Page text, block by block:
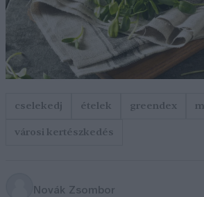
cselekedj ételek greendex
városi kertészkedés
Novák Zsombor